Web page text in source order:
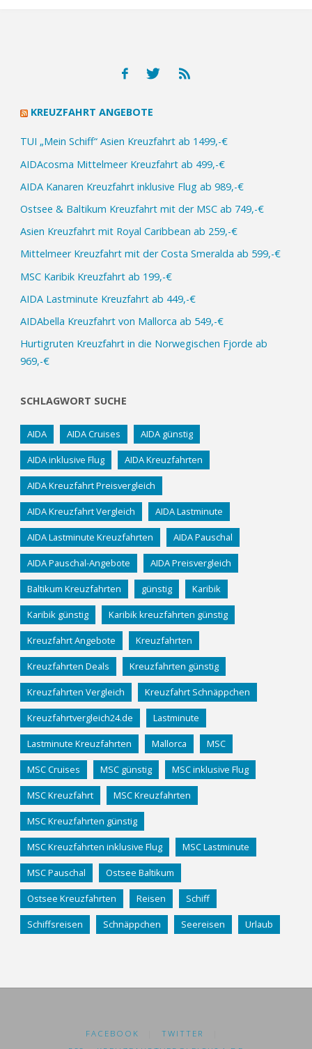
Diadema
ab
€“
KREUZFAHRT ANGEBOTE
TUI „Mein Schiff“ Asien Kreuzfahrt ab 1499,-€
AIDAcosma Mittelmeer Kreuzfahrt ab 499,-€
AIDA Kanaren Kreuzfahrt inklusive Flug ab 989,-€
Ostsee & Baltikum Kreuzfahrt mit der MSC ab 749,-€
Asien Kreuzfahrt mit Royal Caribbean ab 259,-€
Mittelmeer Kreuzfahrt mit der Costa Smeralda ab 599,-€
MSC Karibik Kreuzfahrt ab 199,-€
AIDA Lastminute Kreuzfahrt ab 449,-€
AIDAbella Kreuzfahrt von Mallorca ab 549,-€
Hurtigruten Kreuzfahrt in die Norwegischen Fjorde ab
969,-€
SCHLAGWORT SUCHE
AIDA AIDA Cruises AIDA günstig
AIDA inklusive Flug AIDA Kreuzfahrten
AIDA Kreuzfahrt Preisvergleich
AIDA Kreuzfahrt Vergleich AIDA Lastminute
AIDA Lastminute Kreuzfahrten AIDA Pauschal
AIDA Pauschal-Angebote AIDA Preisvergleich
Baltikum Kreuzfahrten günstig Karibik
Karibik günstig Karibik kreuzfahrten günstig
Kreuzfahrt Angebote Kreuzfahrten
Kreuzfahrten Deals Kreuzfahrten günstig
Kreuzfahrten Vergleich Kreuzfahrt Schnäppchen
Kreuzfahrtvergleich24.de Lastminute
Lastminute Kreuzfahrten Mallorca MSC
MSC Cruises MSC günstig MSC inklusive Flug
MSC Kreuzfahrt MSC Kreuzfahrten
MSC Kreuzfahrten günstig
MSC Kreuzfahrten inklusive Flug MSC Lastminute
MSC Pauschal Ostsee Baltikum
Ostsee Kreuzfahrten Reisen Schiff
Schiffsreisen Schnäppchen Seereisen Urlaub
FACEBOOK TWITTER